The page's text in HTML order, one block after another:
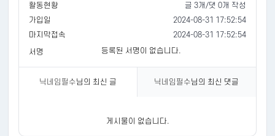
활동현황
글 3개/댓 0개 작성
가입일
2024-08-31 17:52:54
마지막접속
2024-08-31 17:52:54
서명
등록된 서명이 없습니다.
닉네임필수님의 최신 글 닉네임필수님의 최신 댓글
게시물이 없습니다.